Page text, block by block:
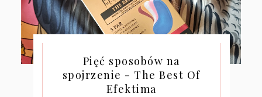
Pięć sposobów na
spojrzenie - The Best Of
Efektima